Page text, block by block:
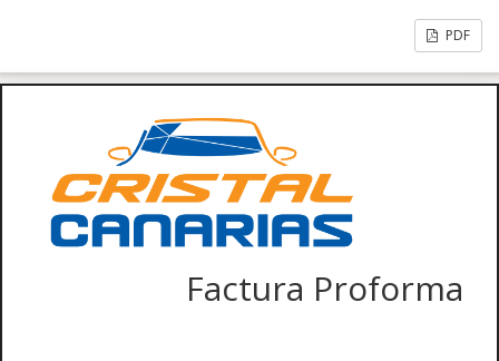
PDF
Factura Proforma